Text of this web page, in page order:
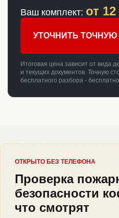
Ваш комплект: от 12
УТОЧНИТЬ
Итоговая цена зависит от вида
и текущих документов. Точную
бесплатного разбора -
ОТКРЫТО БЕЗ ТЕЛЕФОНА
Проверка
безопасности
что смотрят